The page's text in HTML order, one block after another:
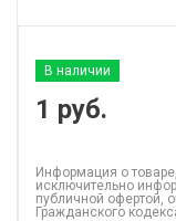
В наличии
1 руб.
Информация о
исключительно
публичной офертой,
Гражданского